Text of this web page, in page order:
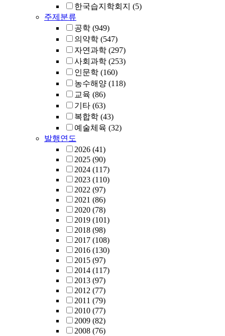
한국습지학회지 (5)
주제분류
공학 (949)
의약학 (547)
자연과학 (297)
사회과학 (253)
인문학 (160)
농수해양 (118)
교육 (86)
기타 (63)
복합학 (43)
예술체육 (32)
발행연도
2026 (41)
2025 (90)
2024 (117)
2023 (110)
2022 (97)
2021 (86)
2020 (78)
2019 (101)
2018 (98)
2017 (108)
2016 (130)
2015 (97)
2014 (117)
2013 (97)
2012 (77)
2011 (79)
2010 (77)
2009 (82)
2008 (76)